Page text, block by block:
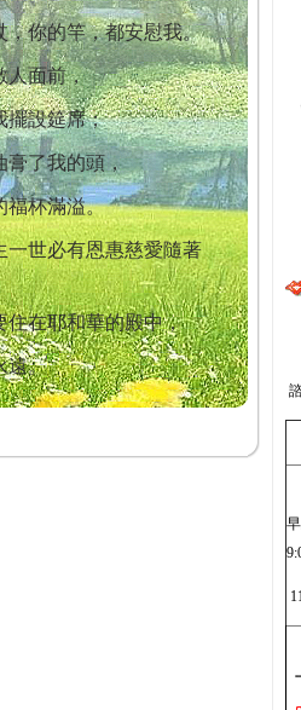
，你的竿，都安慰我。
人面前，
擺設筵席；
膏了我的頭，
福杯滿溢。
一世必有恩惠慈愛隨著
住在耶和華的殿中，
遠。